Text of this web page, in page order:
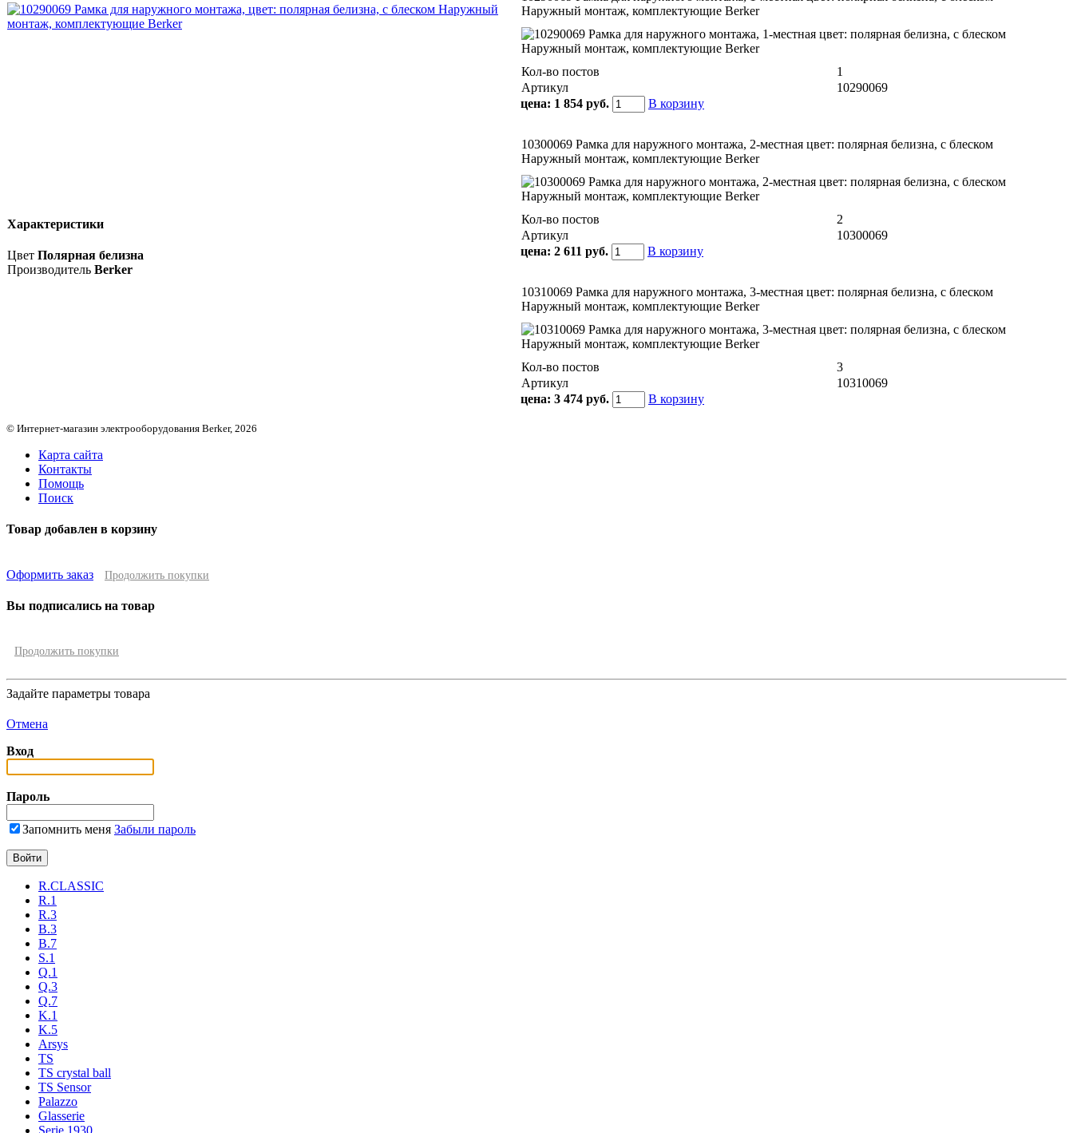
Наружный монтаж, комплектующие Berker
Кол-во постов
1
Артикул
10290069
цена: 1 854 руб. В корзину
10300069 Рамка для наружного монтажа, 2-местная цвет: полярная белизна, с блеском
Наружный монтаж, комплектующие Berker
Кол-во постов
2
Артикул
10300069
цена: 2 611 руб. В корзину
10310069 Рамка для наружного монтажа, 3-местная цвет: полярная белизна, с блеском
Наружный монтаж, комплектующие Berker
Кол-во постов
3
Артикул
10310069
цена: 3 474 руб. В корзину
Характеристики
Цвет Полярная белизна
Производитель Berker
© Интернет-магазин электрооборудования Berker, 2026
Карта сайта
Контакты
Помощь
Поиск
Товар добавлен в корзину
Оформить заказ Продолжить покупки
Вы подписались на товар
Продолжить покупки
Задайте параметры товара
Отмена
Вход
Пароль
Запомнить меня Забыли пароль
R.CLASSIC
R.1
R.3
B.3
B.7
S.1
Q.1
Q.3
Q.7
K.1
K.5
Arsys
TS
TS crystal ball
TS Sensor
Palazzo
Glasserie
Serie 1930